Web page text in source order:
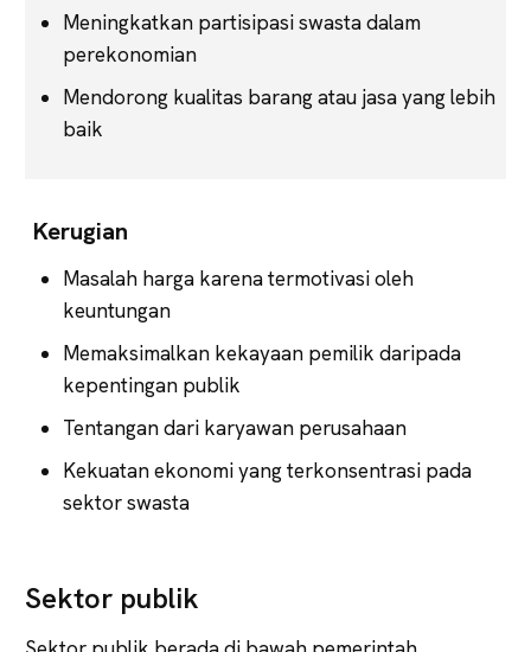
Meningkatkan partisipasi swasta dalam
perekonomian
Mendorong kualitas barang atau jasa yang lebih
baik
Kerugian
Masalah harga karena termotivasi oleh
keuntungan
Memaksimalkan kekayaan pemilik daripada
kepentingan publik
Tentangan dari karyawan perusahaan
Kekuatan ekonomi yang terkonsentrasi pada
sektor swasta
Sektor publik